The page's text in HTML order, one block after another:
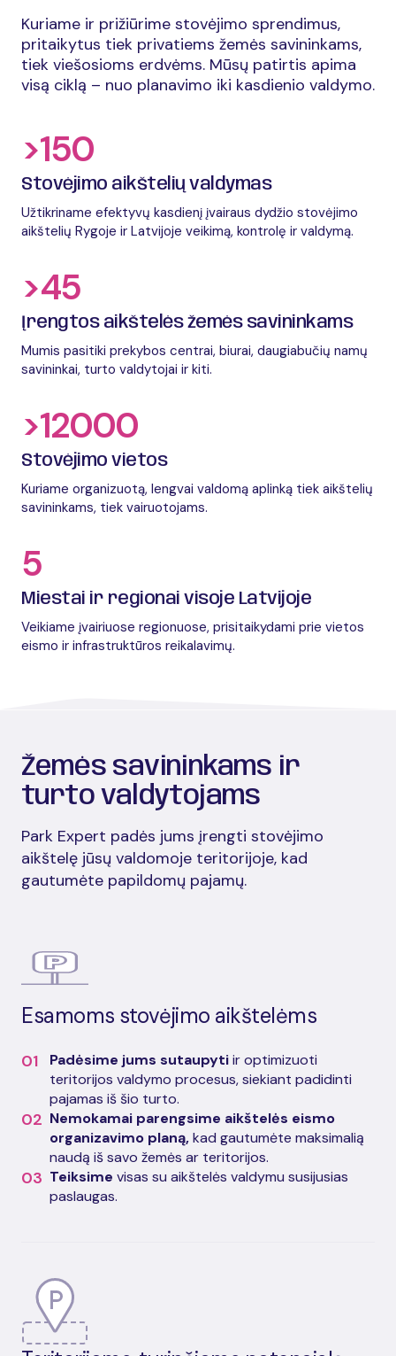
Kuriame ir prižiūrime stovėjimo sprendimus,
pritaikytus tiek privatiems žemės savininkams,
tiek viešosioms erdvėms. Mūsų patirtis apima
visą ciklą – nuo planavimo iki kasdienio valdymo.
>150
Stovėjimo aikštelių valdymas
Užtikriname efektyvų kasdienį įvairaus dydžio stovėjimo
aikštelių Rygoje ir Latvijoje veikimą, kontrolę ir valdymą.
>45
Įrengtos aikštelės žemės savininkams
Mumis pasitiki prekybos centrai, biurai, daugiabučių namų
savininkai, turto valdytojai ir kiti.
>12000
Stovėjimo vietos
Kuriame organizuotą, lengvai valdomą aplinką tiek aikštelių
savininkams, tiek vairuotojams.
5
Miestai ir regionai visoje Latvijoje
Veikiame įvairiuose regionuose, prisitaikydami prie vietos
eismo ir infrastruktūros reikalavimų.
Žemės savininkams ir
turto valdytojams
Park Expert padės jums įrengti stovėjimo
aikštelę jūsų valdomoje teritorijoje, kad
gautumėte papildomų pajamų.
Esamoms stovėjimo aikštelėms
01 Padėsime jums sutaupytiir optimizuoti
teritorijos valdymo procesus, siekiant padidinti
pajamas iš šio turto.
02 Nemokamai parengsime aikštelės eismo
organizavimo planą,kad gautumėte maksimalią
naudą iš savo žemės ar teritorijos.
03 Teiksime visas su aikštelės valdymu susijusias
paslaugas.